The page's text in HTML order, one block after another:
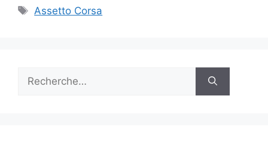
Étiquettes
Assetto Corsa